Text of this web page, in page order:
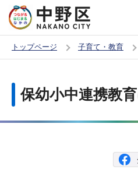
の
ー
頭
トップページ 子育て・教育
保幼小中連携教